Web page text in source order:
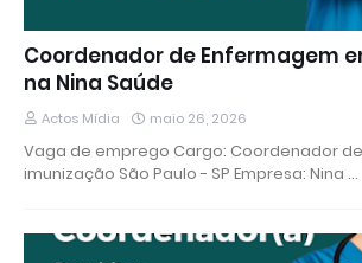
Coordenador de Enfermagem
na Nina Saúde
Actos Mídia maio 26, 2026
Vaga de emprego Cargo: Coordenador
imunização São Paulo - SP Empresa: Nina …